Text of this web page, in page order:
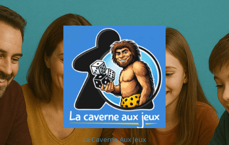
La Caverne Aux Jeux